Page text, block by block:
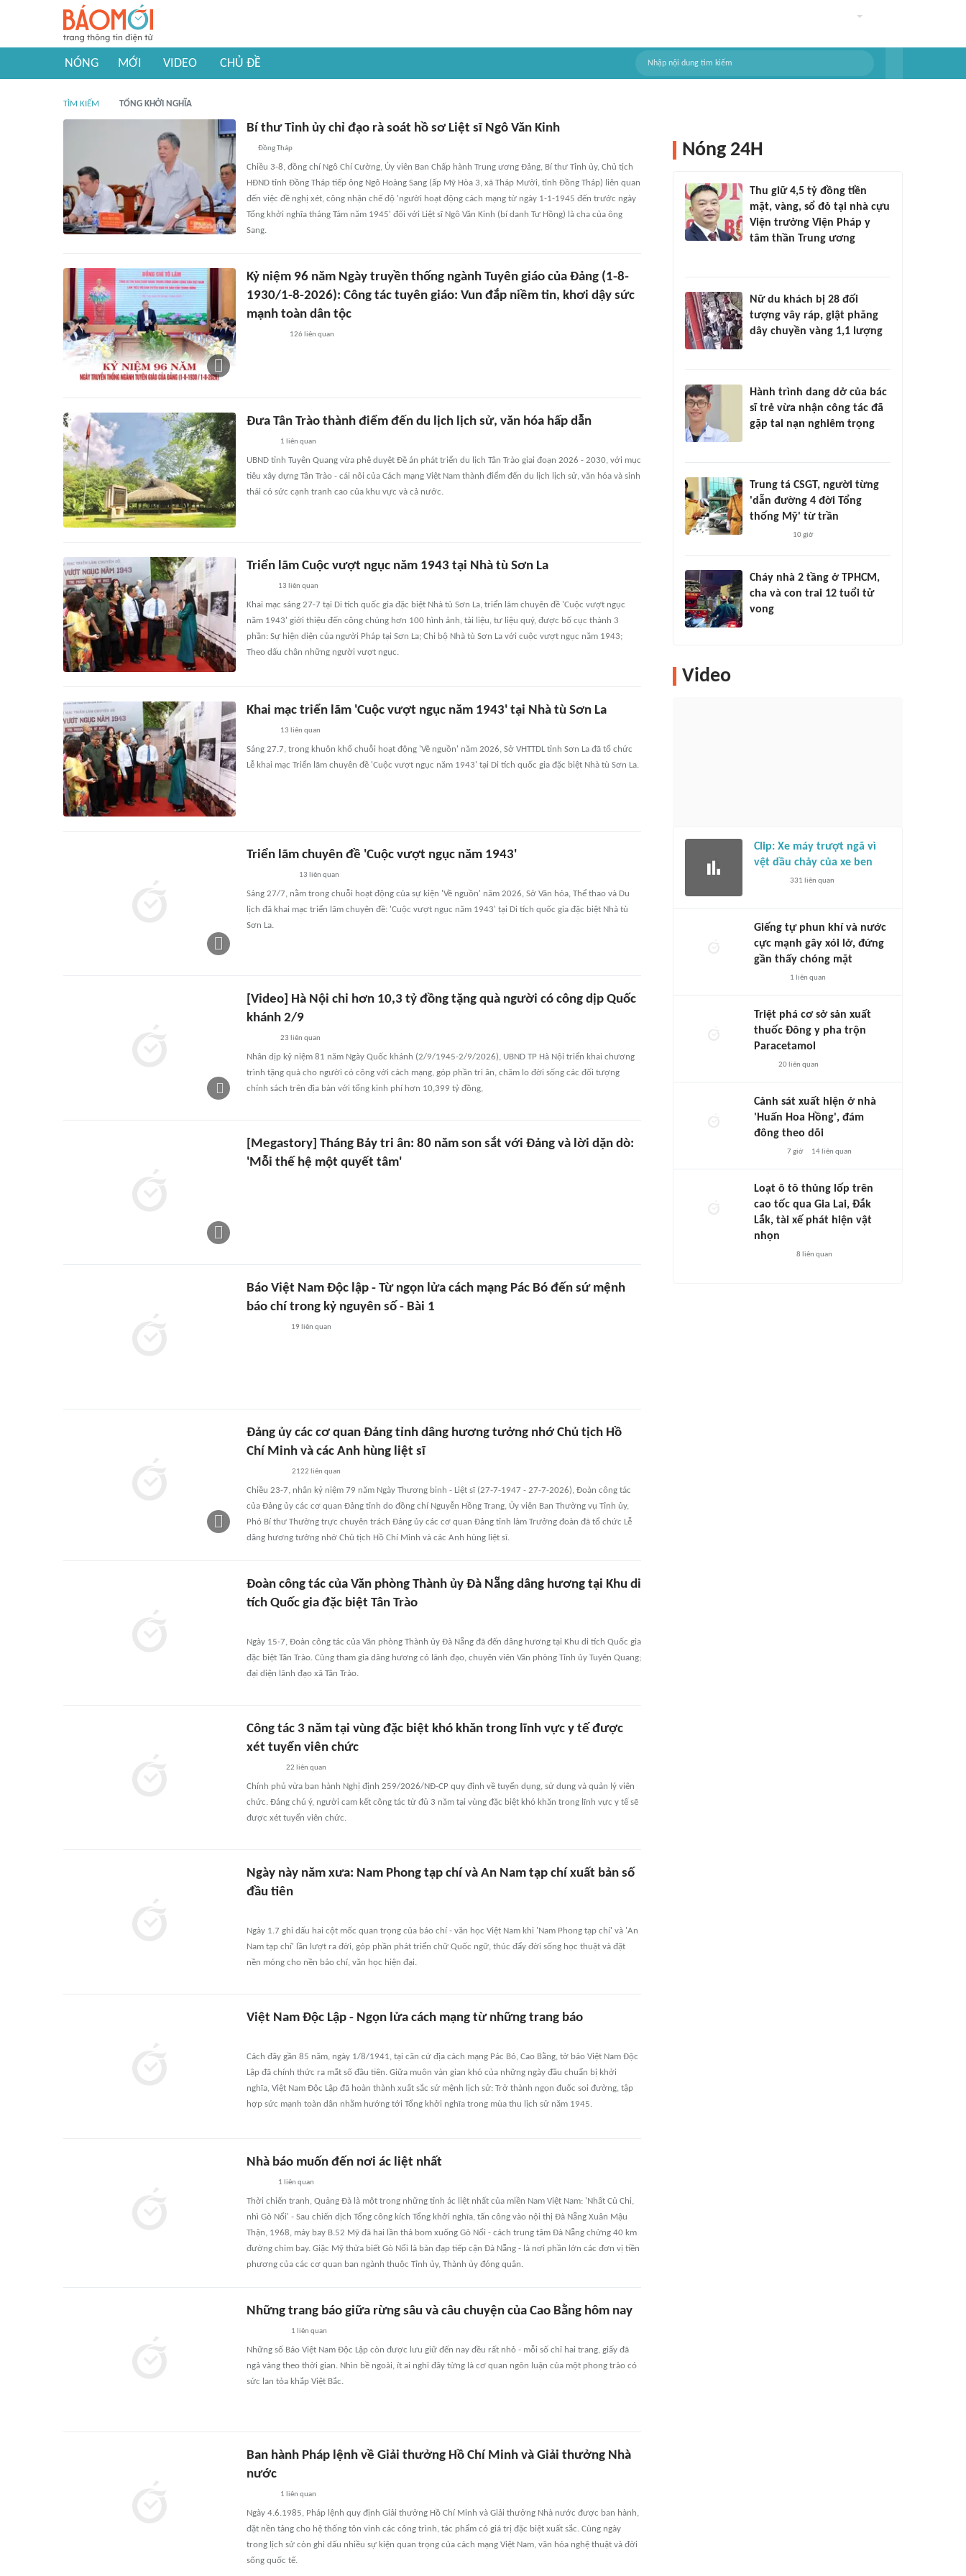
NÓNG MỚI VIDEO CHỦ ĐỀ
TÌM KIẾM TỔNG KHỞI NGHĨA
Bí thư Tỉnh ủy chỉ đạo rà soát hồ sơ Liệt sĩ Ngô Văn Kinh
Đồng Tháp
Chiều 3-8, đồng chí Ngô Chí Cường, Ủy viên Ban Chấp hành Trung ương Đảng, Bí thư Tỉnh ủy, Chủ tịch
HĐND tỉnh Đồng Tháp tiếp ông Ngô Hoàng Sang (ấp Mỹ Hòa 3, xã Tháp Mười, tỉnh Đồng Tháp) liên quan
đến việc đề nghị xét, công nhận chế độ 'người hoạt động cách mạng từ ngày 1-1-1945 đến trước ngày
Tổng khởi nghĩa tháng Tám năm 1945' đối với Liệt sĩ Ngô Văn Kinh (bí danh Tư Hồng) là cha của ông
Sang.
Kỷ niệm 96 năm Ngày truyền thống ngành Tuyên giáo của Đảng (1-8-
1930/1-8-2026): Công tác tuyên giáo: Vun đắp niềm tin, khơi dậy sức
mạnh toàn dân tộc
126 liên quan
Đưa Tân Trào thành điểm đến du lịch lịch sử, văn hóa hấp dẫn
1 liên quan
UBND tỉnh Tuyên Quang vừa phê duyệt Đề án phát triển du lịch Tân Trào giai đoạn 2026 - 2030, với mục
tiêu xây dựng Tân Trào - cái nôi của Cách mạng Việt Nam thành điểm đến du lịch lịch sử, văn hóa và sinh
thái có sức cạnh tranh cao của khu vực và cả nước.
Triển lãm Cuộc vượt ngục năm 1943 tại Nhà tù Sơn La
13 liên quan
Khai mạc sáng 27-7 tại Di tích quốc gia đặc biệt Nhà tù Sơn La, triển lãm chuyên đề 'Cuộc vượt ngục
năm 1943' giới thiệu đến công chúng hơn 100 hình ảnh, tài liệu, tư liệu quý, được bố cục thành 3
phần: Sự hiện diện của người Pháp tại Sơn La; Chi bộ Nhà tù Sơn La với cuộc vượt ngục năm 1943;
Theo dấu chân những người vượt ngục.
Khai mạc triển lãm 'Cuộc vượt ngục năm 1943' tại Nhà tù Sơn La
13 liên quan
Sáng 27.7, trong khuôn khổ chuỗi hoạt động 'Về nguồn' năm 2026, Sở VHTTDL tỉnh Sơn La đã tổ chức
Lễ khai mạc Triển lãm chuyên đề 'Cuộc vượt ngục năm 1943' tại Di tích quốc gia đặc biệt Nhà tù Sơn La.
Triển lãm chuyên đề 'Cuộc vượt ngục năm 1943'
13 liên quan
Sáng 27/7, nằm trong chuỗi hoạt động của sự kiện 'Về nguồn' năm 2026, Sở Văn hóa, Thể thao và Du
lịch đã khai mạc triển lãm chuyên đề: 'Cuộc vượt ngục năm 1943' tại Di tích quốc gia đặc biệt Nhà tù
Sơn La.
[Video] Hà Nội chi hơn 10,3 tỷ đồng tặng quà người có công dịp Quốc
khánh 2/9
23 liên quan
Nhân dịp kỷ niệm 81 năm Ngày Quốc khánh (2/9/1945-2/9/2026), UBND TP Hà Nội triển khai chương
trình tặng quà cho người có công với cách mạng, góp phần tri ân, chăm lo đời sống các đối tượng
chính sách trên địa bàn với tổng kinh phí hơn 10,399 tỷ đồng,
[Megastory] Tháng Bảy tri ân: 80 năm son sắt với Đảng và lời dặn dò:
'Mỗi thế hệ một quyết tâm'
Báo Việt Nam Độc lập - Từ ngọn lửa cách mạng Pác Bó đến sứ mệnh
báo chí trong kỷ nguyên số - Bài 1
19 liên quan
Đảng ủy các cơ quan Đảng tỉnh dâng hương tưởng nhớ Chủ tịch Hồ
Chí Minh và các Anh hùng liệt sĩ
2122 liên quan
Chiều 23-7, nhân kỷ niệm 79 năm Ngày Thương binh - Liệt sĩ (27-7-1947 - 27-7-2026), Đoàn công tác
của Đảng ủy các cơ quan Đảng tỉnh do đồng chí Nguyễn Hồng Trang, Ủy viên Ban Thường vụ Tỉnh ủy,
Phó Bí thư Thường trực chuyên trách Đảng ủy các cơ quan Đảng tỉnh làm Trưởng đoàn đã tổ chức Lễ
dâng hương tưởng nhớ Chủ tịch Hồ Chí Minh và các Anh hùng liệt sĩ.
Đoàn công tác của Văn phòng Thành ủy Đà Nẵng dâng hương tại Khu di
tích Quốc gia đặc biệt Tân Trào
Ngày 15-7, Đoàn công tác của Văn phòng Thành ủy Đà Nẵng đã đến dâng hương tại Khu di tích Quốc gia
đặc biệt Tân Trào. Cùng tham gia dâng hương có lãnh đạo, chuyên viên Văn phòng Tỉnh ủy Tuyên Quang;
đại diện lãnh đạo xã Tân Trào.
Công tác 3 năm tại vùng đặc biệt khó khăn trong lĩnh vực y tế được
xét tuyển viên chức
22 liên quan
Chính phủ vừa ban hành Nghị định 259/2026/NĐ-CP quy định về tuyển dụng, sử dụng và quản lý viên
chức. Đáng chú ý, người cam kết công tác từ đủ 3 năm tại vùng đặc biệt khó khăn trong lĩnh vực y tế sẽ
được xét tuyển viên chức.
Ngày này năm xưa: Nam Phong tạp chí và An Nam tạp chí xuất bản số
đầu tiên
Ngày 1.7 ghi dấu hai cột mốc quan trọng của báo chí - văn học Việt Nam khi 'Nam Phong tạp chí' và 'An
Nam tạp chí' lần lượt ra đời, góp phần phát triển chữ Quốc ngữ, thúc đẩy đời sống học thuật và đặt
nền móng cho nền báo chí, văn học hiện đại.
Việt Nam Độc Lập - Ngọn lửa cách mạng từ những trang báo
Cách đây gần 85 năm, ngày 1/8/1941, tại căn cứ địa cách mạng Pác Bó, Cao Bằng, tờ báo Việt Nam Độc
Lập đã chính thức ra mắt số đầu tiên. Giữa muôn vàn gian khó của những ngày đầu chuẩn bị khởi
nghĩa, Việt Nam Độc Lập đã hoàn thành xuất sắc sứ mệnh lịch sử: Trở thành ngọn đuốc soi đường, tập
hợp sức mạnh toàn dân nhằm hướng tới Tổng khởi nghĩa trong mùa thu lịch sử năm 1945.
Nhà báo muốn đến nơi ác liệt nhất
1 liên quan
Thời chiến tranh, Quảng Đà là một trong những tỉnh ác liệt nhất của miền Nam Việt Nam: 'Nhất Củ Chi,
nhì Gò Nổi' - Sau chiến dịch Tổng công kích Tổng khởi nghĩa, tấn công vào nội thị Đà Nẵng Xuân Mậu
Thận, 1968, máy bay B.52 Mỹ đã hai lần thả bom xuống Gò Nổi - cách trung tâm Đà Nẵng chừng 40 km
đường chim bay. Giặc Mỹ thừa biết Gò Nổi là bàn đạp tiếp cận Đà Nẵng - là nơi phần lớn các đơn vị tiền
phương của các cơ quan ban ngành thuộc Tỉnh ủy, Thành ủy đóng quân.
Những trang báo giữa rừng sâu và câu chuyện của Cao Bằng hôm nay
1 liên quan
Những số Báo Việt Nam Độc Lập còn được lưu giữ đến nay đều rất nhỏ - mỗi số chỉ hai trang, giấy đã
ngả vàng theo thời gian. Nhìn bề ngoài, ít ai nghĩ đây từng là cơ quan ngôn luận của một phong trào có
sức lan tỏa khắp Việt Bắc.
Ban hành Pháp lệnh về Giải thưởng Hồ Chí Minh và Giải thưởng Nhà
nước
1 liên quan
Ngày 4.6.1985, Pháp lệnh quy định Giải thưởng Hồ Chí Minh và Giải thưởng Nhà nước được ban hành,
đặt nền tảng cho hệ thống tôn vinh các công trình, tác phẩm có giá trị đặc biệt xuất sắc. Cùng ngày
trong lịch sử còn ghi dấu nhiều sự kiện quan trọng của cách mạng Việt Nam, văn hóa nghệ thuật và đời
sống quốc tế.
Nóng 24H
Thu giữ 4,5 tỷ đồng tiền
mặt, vàng, sổ đỏ tại nhà cựu
Viện trưởng Viện Pháp y
tâm thần Trung ương
Nữ du khách bị 28 đối
tượng vây ráp, giật phăng
dây chuyền vàng 1,1 lượng
Hành trình dang dở của bác
sĩ trẻ vừa nhận công tác đã
gặp tai nạn nghiêm trọng
Trung tá CSGT, người từng
'dẫn đường 4 đời Tổng
thống Mỹ' từ trần
10 giờ
Cháy nhà 2 tầng ở TPHCM,
cha và con trai 12 tuổi tử
vong
Video
Clip: Xe máy trượt ngã vì
vệt dầu chảy của xe ben
331 liên quan
Giếng tự phun khí và nước
cực mạnh gây xói lở, đứng
gần thấy chóng mặt
1 liên quan
Triệt phá cơ sở sản xuất
thuốc Đông y pha trộn
Paracetamol
20liên quan
Cảnh sát xuất hiện ở nhà
'Huấn Hoa Hồng', đám
đông theo dõi
7 giờ 14liên quan
Loạt ô tô thủng lốp trên
cao tốc qua Gia Lai, Đắk
Lắk, tài xế phát hiện vật
nhọn
8 liên quan